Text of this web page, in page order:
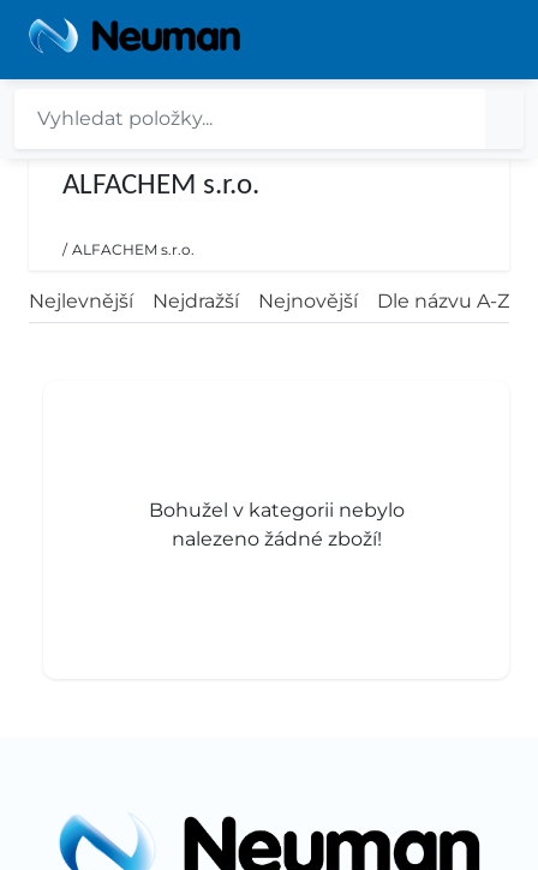
ALFACHEM s.r.o.
/ ALFACHEM s.r.o.
Nejlevnější Nejdražší Nejnovější Dle názvu A-Z
Bohužel v kategorii nebylo
nalezeno žádné zboží!